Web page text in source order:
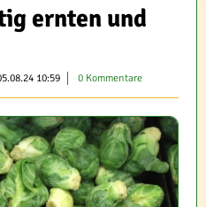
ernten und
10:59 0 Kommentare